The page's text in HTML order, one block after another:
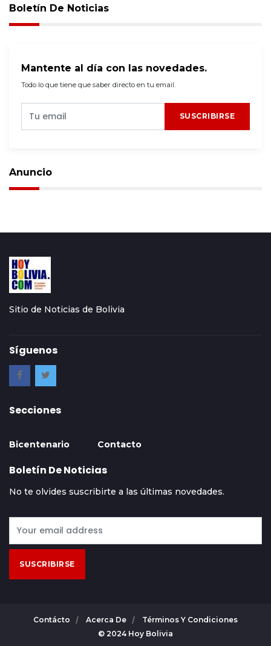
Boletín De Noticias
Mantente al día con las novedades.
Todo lo que tiene que saber directo en tu email.
SUSCRIBIRSE
Anuncio
Sitio de Noticias de Bolivia
Síguenos
Secciones
Bicentenario Contacto
Boletín De Noticias
No te olvides suscribirte a las últimas novedades.
SUSCRIBIRSE
© 2024 Hoy Bolivia
Contácto Acerca De Términos Y Condiciones